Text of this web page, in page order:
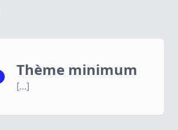
Thème minimum
[...]